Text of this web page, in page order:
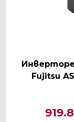
Fujitsu